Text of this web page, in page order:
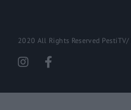
2020 All Rights Reserved PestiTV/